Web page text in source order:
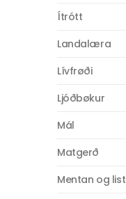
Ítrótt
Landalæra
Lívfrøði
Ljóðbøkur
Mál
Matgerð
Mentan og list